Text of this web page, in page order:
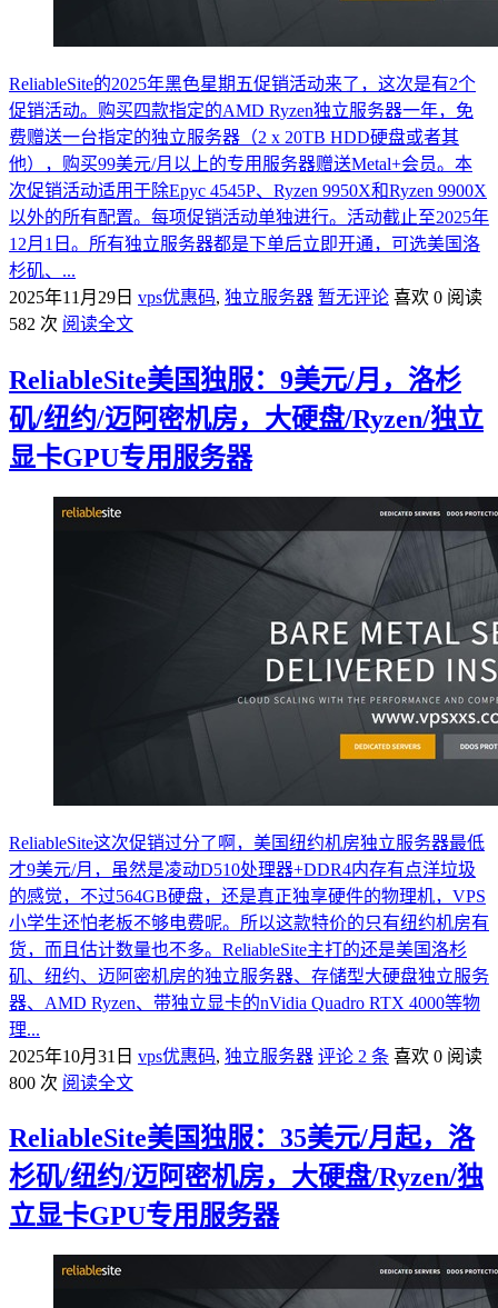
ReliableSite的2025年黑色星期五促销活动来了，这次是有2个
促销活动。购买四款指定的AMD Ryzen独立服务器一年，免
费赠送一台指定的独立服务器（2 x 20TB HDD硬盘或者其
他），购买99美元/月以上的专用服务器赠送Metal+会员。本
次促销活动适用于除Epyc 4545P、Ryzen 9950X和Ryzen 9900X
以外的所有配置。每项促销活动单独进行。活动截止至2025年
12月1日。所有独立服务器都是下单后立即开通，可选美国洛
杉矶、...
2025年11月29日 vps优惠码, 独立服务器 暂无评论 喜欢 0 阅读
582 次 阅读全文
ReliableSite美国独服：9美元/月，洛杉
矶/纽约/迈阿密机房，大硬盘/Ryzen/独立
显卡GPU专用服务器
ReliableSite这次促销过分了啊，美国纽约机房独立服务器最低
才9美元/月，虽然是凌动D510处理器+DDR4内存有点洋垃圾
的感觉，不过564GB硬盘，还是真正独享硬件的物理机，VPS
小学生还怕老板不够电费呢。所以这款特价的只有纽约机房有
货，而且估计数量也不多。ReliableSite主打的还是美国洛杉
矶、纽约、迈阿密机房的独立服务器、存储型大硬盘独立服务
器、AMD Ryzen、带独立显卡的nVidia Quadro RTX 4000等物
理...
2025年10月31日 vps优惠码, 独立服务器 评论 2 条 喜欢 0 阅读
800 次 阅读全文
ReliableSite美国独服：35美元/月起，洛
杉矶/纽约/迈阿密机房，大硬盘/Ryzen/独
立显卡GPU专用服务器